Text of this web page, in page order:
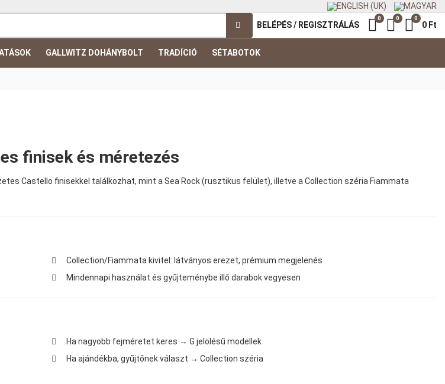
BELÉPÉS / REGISZTRÁLÁS Kedvenc
0 0 Kosár
0
0 Ft
GALLWITZ DOHÁNYBOLT TRADÍCIÓ SÉTABOTOK
finisek és méretezés
Castello finisekkel találkozhat, mint a Sea Rock (rusztikus felület), illetve a Collection széria Fiammata
Collection/Fiammata kivitel: látványos erezet, prémium megjelenés
Mindennapi használat és gyűjteménybe illő darabok vegyesen
Ha nagyobb fejméretet keres → G jelölésű modellek
Ha ajándékba, gyűjtőnek választ → Collection széria